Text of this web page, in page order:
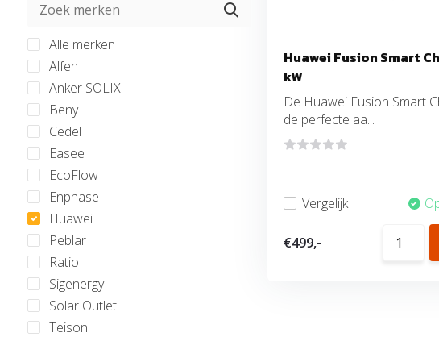
Alle merken
Alfen
Anker SOLIX
Beny
Cedel
Easee
EcoFlow
Enphase
Huawei
Peblar
Ratio
Sigenergy
Solar Outlet
Teison
Huawei Fusion Smart
kW
De Huawei Fusion Smart
de perfecte aa...
Vergelijk
€499,-